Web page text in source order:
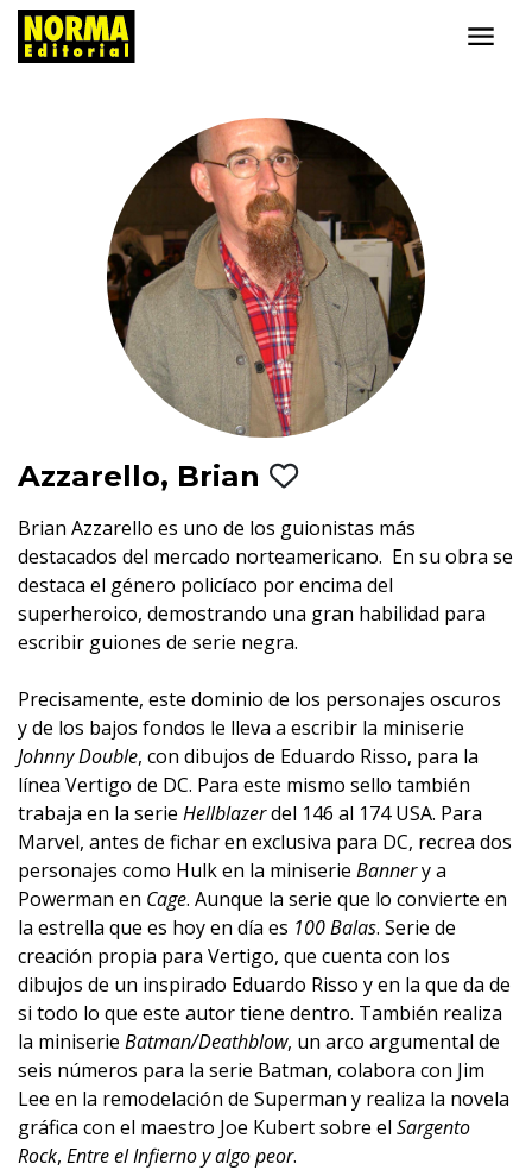
Azzarello, Brian
Brian Azzarello es uno de los guionistas más
destacados del mercado norteamericano. En su obra se
destaca el género policíaco por encima del
superheroico, demostrando una gran habilidad para
escribir guiones de serie negra.
Precisamente, este dominio de los personajes oscuros
y de los bajos fondos le lleva a escribir la miniserie
Johnny Double, con dibujos de Eduardo Risso, para la
línea Vertigo de DC. Para este mismo sello también
trabaja en la serie Hellblazerdel 146 al 174 USA. Para
Marvel, antes de fichar en exclusiva para DC, recrea dos
personajes como Hulk en la miniserie Bannery a
Powerman en Cage. Aunque la serie que lo convierte en
la estrella que es hoy en día es 100 Balas. Serie de
creación propia para Vertigo, que cuenta con los
dibujos de un inspirado Eduardo Risso y en la que da de
si todo lo que este autor tiene dentro. También realiza
la miniserie Batman/Deathblow, un arco argumental de
seis números para la serie Batman, colabora con Jim
Lee en la remodelación de Superman y realiza la novela
gráfica con el maestro Joe Kubert sobre el Sargento
Rock, Entre el Infierno y algo peor.